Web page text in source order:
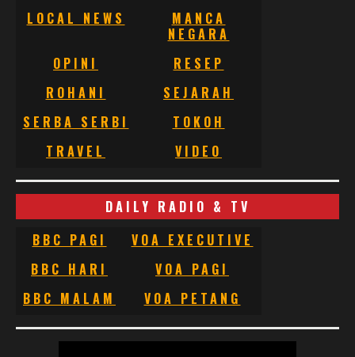
LOCAL NEWS
MANCA
NEGARA
OPINI
RESEP
ROHANI
SEJARAH
SERBA SERBI
TOKOH
TRAVEL
VIDEO
DAILY RADIO & TV
BBC PAGI
VOA EXECUTIVE
BBC HARI
VOA PAGI
BBC MALAM
VOA PETANG